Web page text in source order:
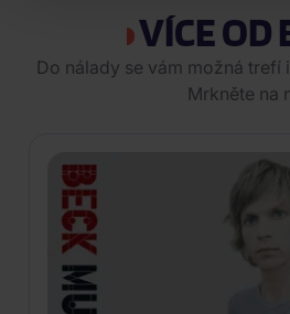
VÍCE OD
Do nálady se vám možná trefí
Mrkněte na